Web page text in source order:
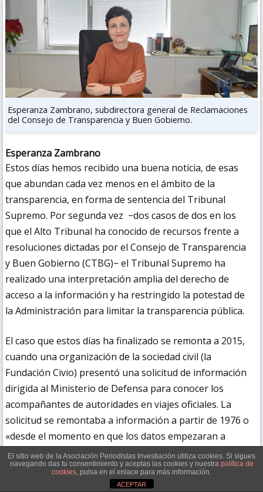
Esperanza Zambrano, subdirectora general de Reclamaciones
del Consejo de Transparencia y Buen Gobierno.
Esperanza Zambrano
Estos días hemos recibido una buena noticia, de esas
que abundan cada vez menos en el ámbito de la
transparencia, en forma de sentencia del Tribunal
Supremo. Por segunda vez −dos casos de dos en los
que el Alto Tribunal ha conocido de recursos frente a
resoluciones dictadas por el Consejo de Transparencia
y Buen Gobierno (CTBG)− el Tribunal Supremo ha
realizado una interpretación amplia del derecho de
acceso a la información y ha restringido la potestad de
la Administración para limitar la transparencia pública.
El caso que estos días ha finalizado se remonta a 2015,
cuando una organización de la sociedad civil (la
Fundación Civio) presentó una solicitud de información
dirigida al Ministerio de Defensa para conocer los
acompañantes de autoridades en viajes oficiales. La
solicitud se remontaba a información a partir de 1976 o
«desde el momento en que los datos empezaran a
registrarse». Ante la negativa a proporcionar la
información, la entidad solicitante recurrió al CTBG,
donde analizamos el tipo de información que se
El sitio web de la Asociación Periodistas Investiación utiliza cookies. Si sigues
navegando das tu consentimiento y aceptas las cookies y nuestra política de
cookies, pulsa en el enlace para más información.
ACEPTAR